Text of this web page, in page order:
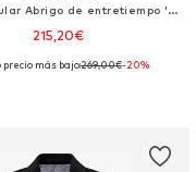
Ajuste regular Abrigo de entretiempo 'Harvey'
215,20€
+6
en muchas tallas
más bajo:269,00€-20%